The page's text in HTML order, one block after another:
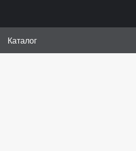
Каталог